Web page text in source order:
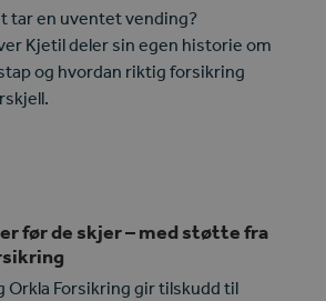
tar en uventet vending?
Kjetil deler sin egen historie om
og hvordan riktig forsikring
før de skjer – med støtte fra
Orkla Forsikring gir tilskudd til